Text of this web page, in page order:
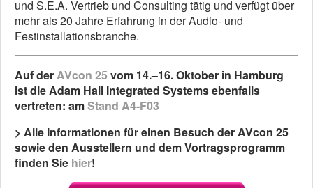
und S.E.A. Vertrieb und Consulting tätig und verfügt über
mehr als 20 Jahre Erfahrung in der Audio- und
Festinstallationsbranche.
Auf derAVcon 25 vom 14.–16. Oktober in Hamburg
ist die Adam Hall Integrated Systems ebenfalls
vertreten: amStand A4-F03
> Alle Informationen für einen Besuch der AVcon 25
sowie den Ausstellern und dem Vortragsprogramm
finden Sie hier!